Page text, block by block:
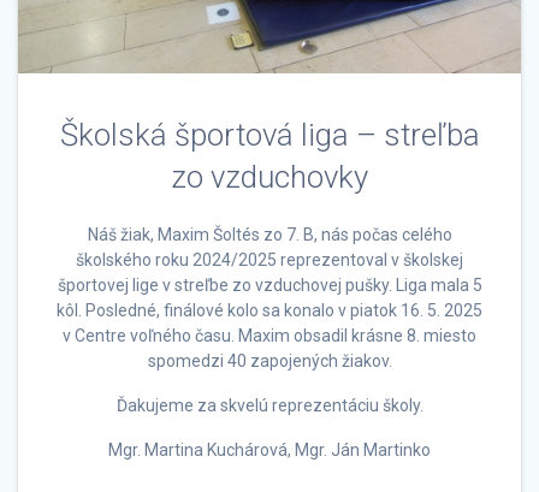
Školská športová liga – streľba
zo vzduchovky
Náš žiak, Maxim Šoltés zo 7. B, nás počas celého
školského roku 2024/2025 reprezentoval v školskej
športovej lige v streľbe zo vzduchovej pušky. Liga mala 5
kôl. Posledné, finálové kolo sa konalo v piatok 16. 5. 2025
v Centre voľného času. Maxim obsadil krásne 8. miesto
spomedzi 40 zapojených žiakov.
Ďakujeme za skvelú reprezentáciu školy.
Mgr. Martina Kuchárová, Mgr. Ján Martinko